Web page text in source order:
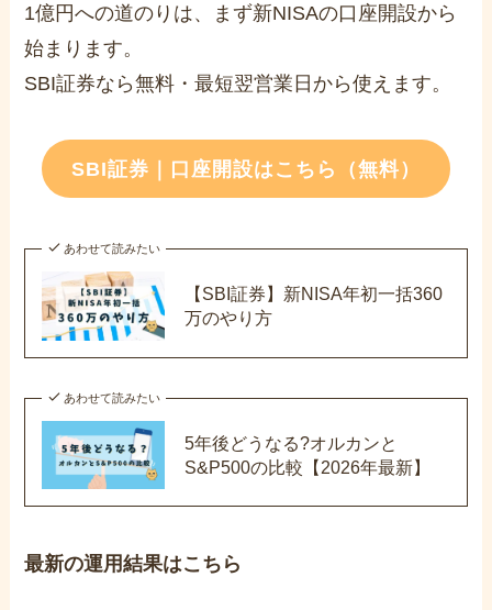
1億円への道のりは、まず新NISAの口座開設から
始まります。
SBI証券なら無料・最短翌営業日から使えます。
SBI証券｜口座開設はこちら（無料）
あわせて読みたい
【SBI証券】新NISA年初一括360
万のやり方
あわせて読みたい
5年後どうなる?オルカンと
S&P500の比較【2026年最新】
最新の運用結果はこちら